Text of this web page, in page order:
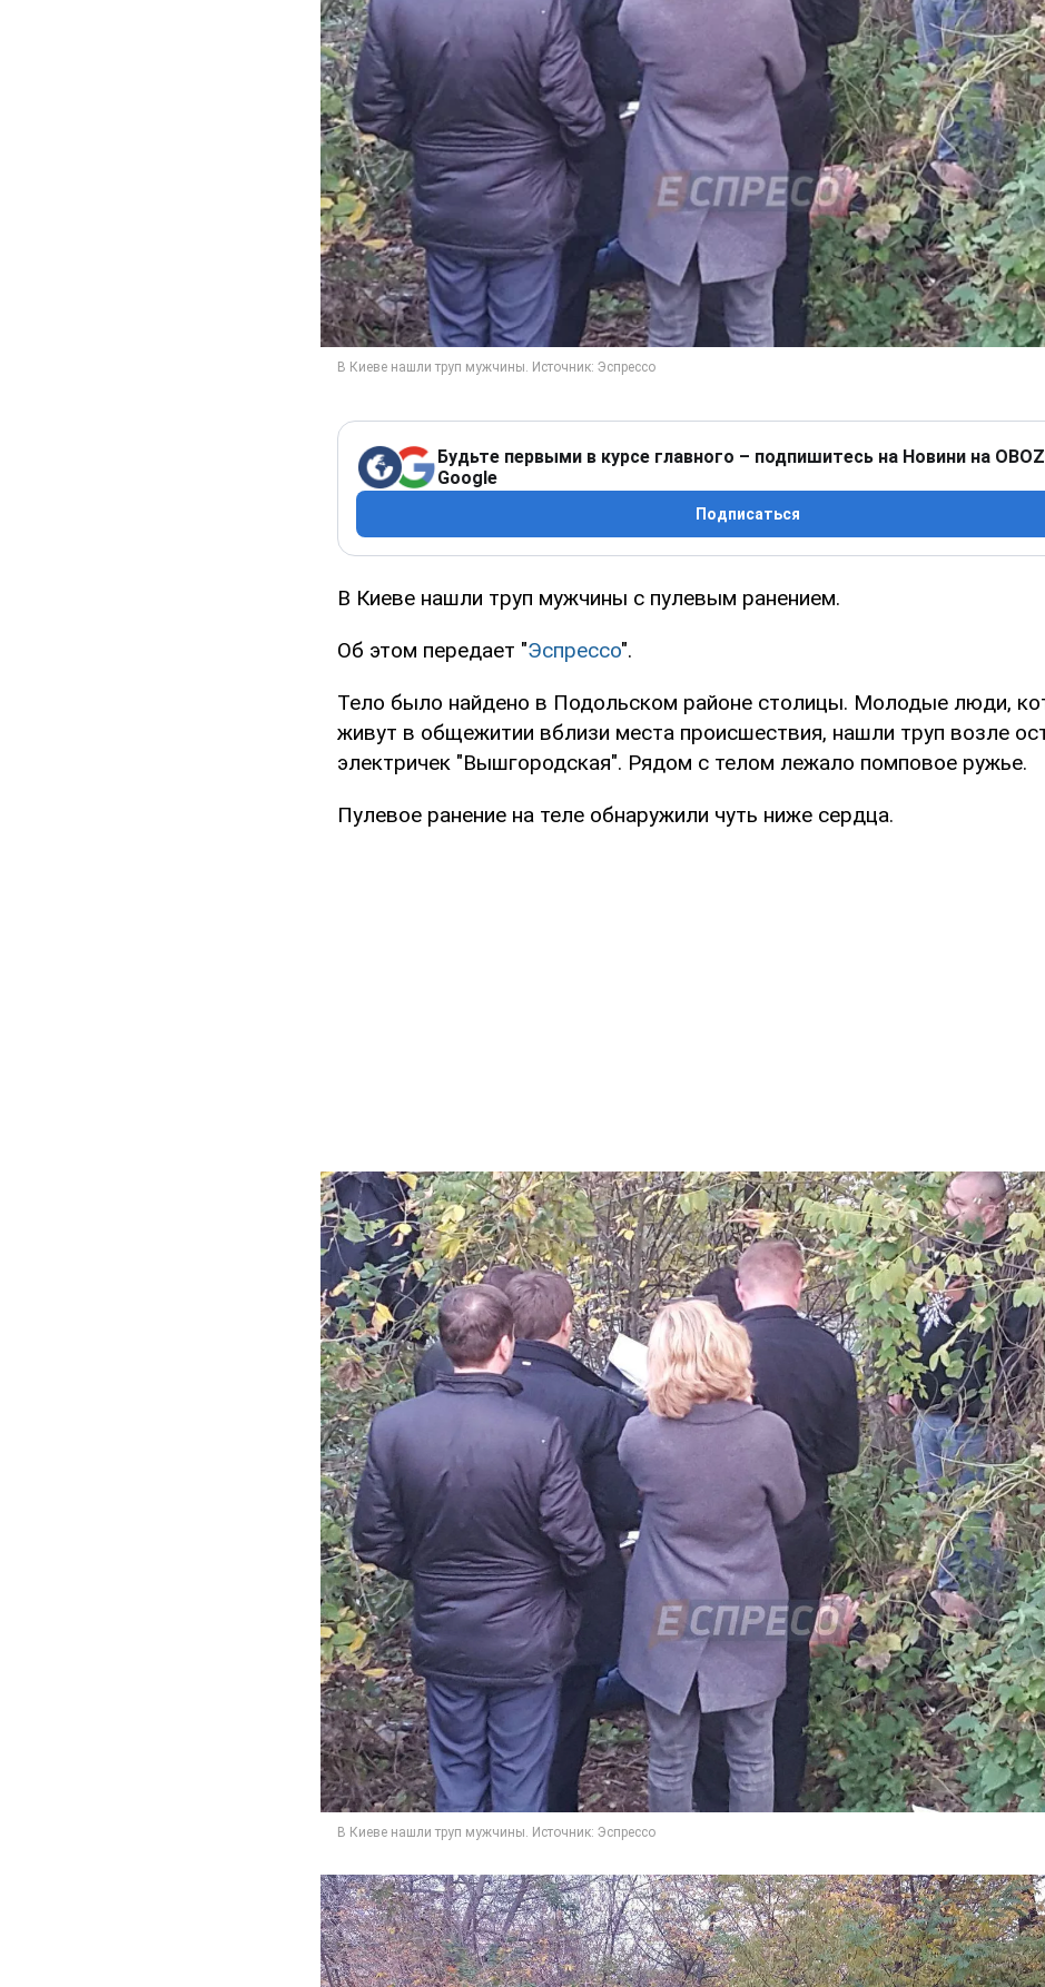
Будьте первыми в курсе главного – подпишитесь на Новини на
Google
Подписаться
В Киеве нашли труп мужчины с пулевым ранением.
Об этом передает "Эспрессо".
Тело было найдено в Подольском районе столицы. Молодые люди,
живут в общежитии вблизи места происшествия, нашли труп возле
электричек "Вышгородская". Рядом с телом лежало помповое ружье.
Пулевое ранение на теле обнаружили чуть ниже сердца.